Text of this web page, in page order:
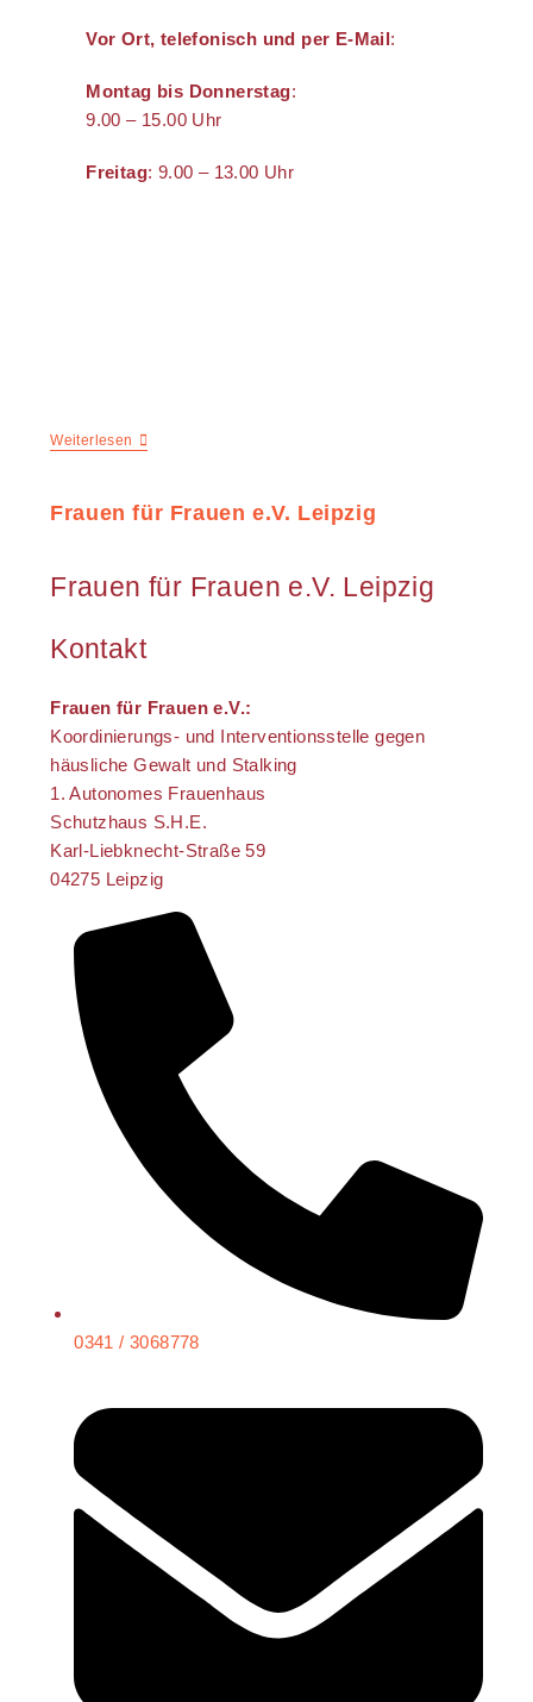
Vor Ort, telefonisch und per E-Mail:
Montag bis Donnerstag:
9.00 – 15.00 Uhr
Freitag: 9.00 – 13.00 Uhr
Weiterlesen
Frauen für Frauen e.V. Leipzig
Frauen für Frauen e.V. Leipzig
Kontakt
Frauen für Frauen e.V.:
Koordinierungs- und Interventionsstelle gegen
häusliche Gewalt und Stalking
1. Autonomes Frauenhaus
Schutzhaus S.H.E.
Karl-Liebknecht-Straße 59
04275 Leipzig
0341 / 3068778